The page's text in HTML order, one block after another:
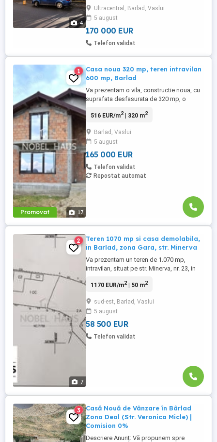
4
aferent și este racordată la toate utilitățile.
Ultracentral, Barlad, Vaslui
5 august
170 000 EUR
Telefon validat
Promovat 17
1
Casa noua 320 mp, teren intravilan
600 mp, Barlad
Va prezentam o vila, constructie noua, cu
suprafata desfasurata de 320 mp, o
teren de 600 mp, intravilan, in zona Bariera
Stefan Procopiu. Casa are 3 niveluri:
subsol partial, parter si mansarda. Pret:
165.000 euro Comision ...
516 EUR/m2| 320 m2
Barlad, Vaslui
5 august
165 000 EUR
Telefon validat
Repostat automat
7
2
Teren 1070 mp si casa demolabila,
in Barlad, zona Gara, str. Minerva
Va prezentam un teren de 1.070 mp,
intravilan, situat pe str. Minerva, nr. 23, in
Pe teren se afla o casa veche, degradata.
reteaua de apa si canalizare. Gazul este la
limita proprietatii. Pret: 58.500 euro (55
euro ...
1170 EUR/m2| 50 m2
sud-est, Barlad, Vaslui
5 august
58 500 EUR
Telefon validat
3
Casă Nouă de Vânzare în Bârlad
Zona Deal (Str. Veronica Micle) |
Comision 0%
Descriere Anunț: Vă propunem spre